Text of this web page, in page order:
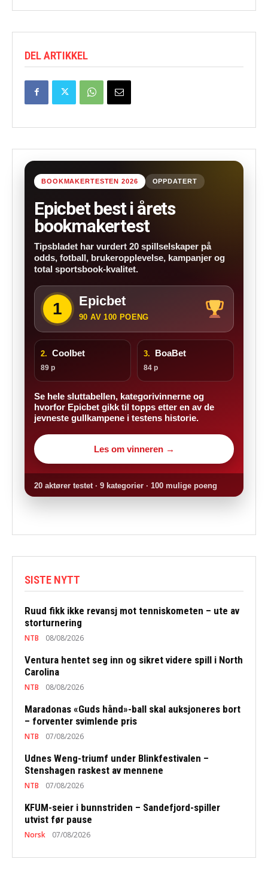
DEL ARTIKKEL
BOOKMAKERTESTEN 2026 OPPDATERT
Epicbet best i årets
bookmakertest
Tipsbladet har vurdert 20 spillselskaper på
odds, fotball, brukeropplevelse, kampanjer og
total sportsbook-kvalitet.
1 Epicbet
90 AV 100 POENG
2. Coolbet
89 p
3. BoaBet
84 p
Se hele sluttabellen, kategorivinnerne og
hvorfor Epicbet gikk til topps etter en av de
jevneste gullkampene i testens historie.
Les om vinneren →
20 aktører testet · 9 kategorier · 100 mulige poeng
SISTE NYTT
Ruud fikk ikke revansj mot tenniskometen – ute av
storturnering
NTB 08/08/2026
Ventura hentet seg inn og sikret videre spill i North
Carolina
NTB 08/08/2026
Maradonas «Guds hånd»-ball skal auksjoneres bort
– forventer svimlende pris
NTB 07/08/2026
Udnes Weng-triumf under Blinkfestivalen –
Stenshagen raskest av mennene
NTB 07/08/2026
KFUM-seier i bunnstriden – Sandefjord-spiller
utvist før pause
Norsk 07/08/2026